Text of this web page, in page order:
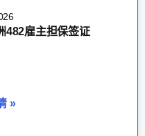
482雇主担保签证
»